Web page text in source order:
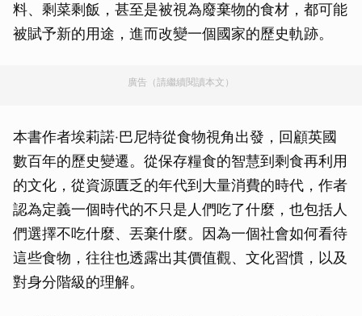
料、剩菜剩飯，甚至是被視為廢棄物的食材，都可能
被賦予新的用途，進而改變一個國家的歷史軌跡。
廣告（請繼續閱讀本文）
本書作者埃莉諾‧巴尼特從食物視角出發，回顧英國
數百年的歷史變遷。從保存糧食的智慧到剩食再利用
的文化，從資源匱乏的年代到大量消費的時代，作者
認為定義一個時代的不只是人們吃了什麼，也包括人
們選擇不吃什麼、丟棄什麼。因為一個社會如何看待
這些食物，往往也透露出其價值觀、文化習慣，以及
對身分階級的理解。